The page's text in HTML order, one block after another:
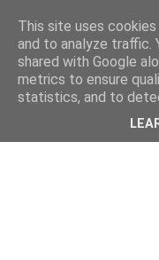
This site uses
and to analyze traffic.
shared with Google
metrics to ensure
statistics, and to